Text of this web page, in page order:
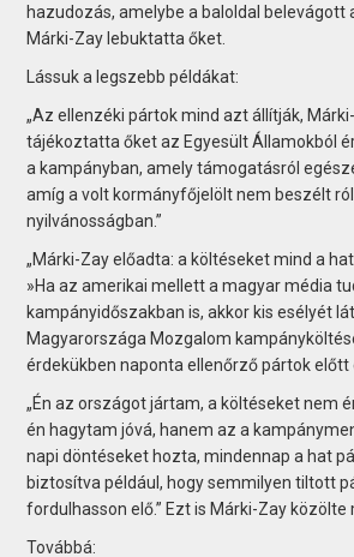
hazudozás, amelybe a baloldal belevágott
Márki-Zay lebuktatta őket.
Lássuk a legszebb példákat:
„Az ellenzéki pártok mind azt állítják,
tájékoztatta őket az Egyesült Államokból
a kampányban, amely támogatásról
amíg a volt kormányfőjelölt nem beszélt
nyilvánosságban.”
„Márki-Zay előadta: a költéseket mind a
»Ha az amerikai mellett a magyar média
kampányidőszakban is, akkor kis esélyét
Magyarországa Mozgalom
érdekükben naponta ellenőrző pártok előtt
„Én az országot jártam, a költéseket nem
én hagytam jóvá, hanem az a
napi döntéseket hozta, mindennap a hat
biztosítva például, hogy semmilyen tiltott
fordulhasson elő.” Ezt is Márki-Zay közölte
Továbbá: